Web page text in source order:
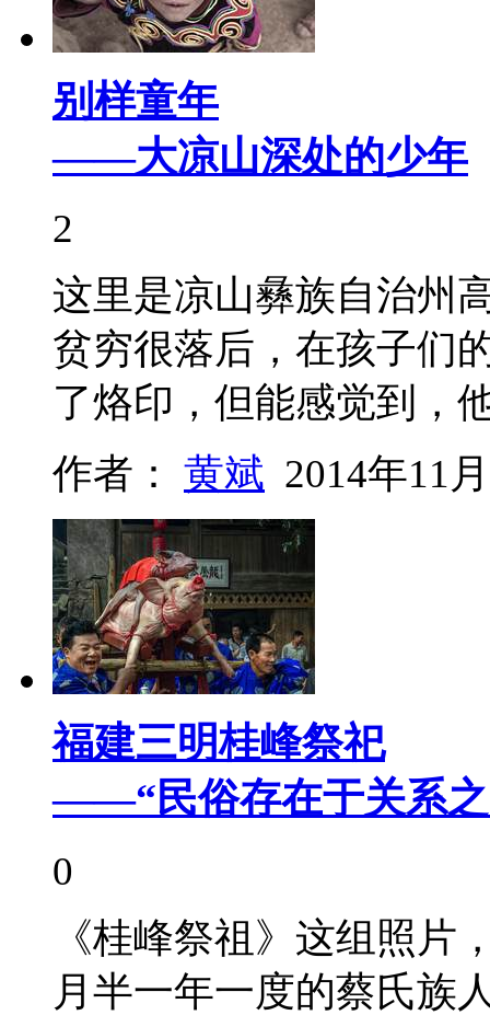
别样童年
——大凉山深处的少年
2
这里是凉山彝族自治州
贫穷很落后，在孩子们
了烙印，但能感觉到
作者： 黄斌 2014年11
福建三明桂峰祭祀
——“民俗存在于关系
0
《桂峰祭祖》这组照片
月半一年一度的蔡氏族